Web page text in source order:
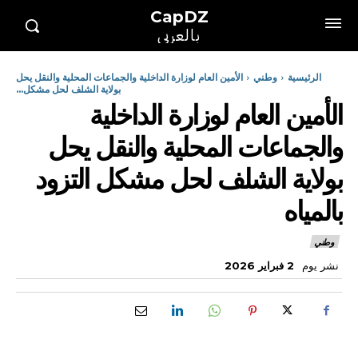
CapDZ
بالعربي
الرئيسية وطني
الأمين العام لوزارة الداخلية والجماعات المحلية والنقل يحل
بولاية الشلف لحل مشكل...
الأمين العام لوزارة الداخلية
والجماعات المحلية والنقل يحل
بولاية الشلف لحل مشكل التزود
بالمياه
وطني
نشر يوم 2 فبراير 2026